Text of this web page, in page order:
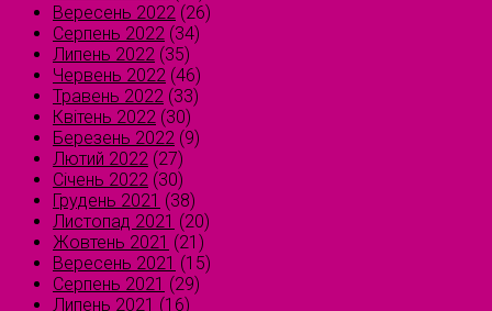
Вересень 2022 (26)
Серпень 2022 (34)
Липень 2022 (35)
Червень 2022 (46)
Травень 2022 (33)
Квітень 2022 (30)
Березень 2022 (9)
Лютий 2022 (27)
Січень 2022 (30)
Грудень 2021 (38)
Листопад 2021 (20)
Жовтень 2021 (21)
Вересень 2021 (15)
Серпень 2021 (29)
Липень 2021 (16)